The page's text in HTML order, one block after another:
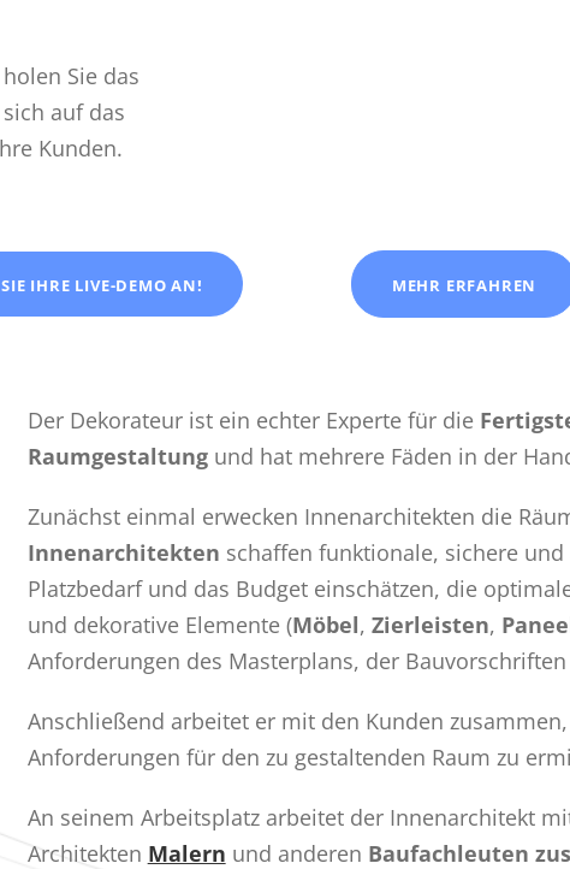
holen Sie das
auf das
Kunden.
IHRE LIVE-DEMO AN! MEHR ERFAHREN
Der Dekorateur ist ein echter Experte für die
Raumgestaltungund hat mehrere Fäden in der
Zunächst einmal erwecken Innenarchitekten die
Innenarchitekten schaffen funktionale, sichere
Platzbedarf und das Budget einschätzen, die
und dekorative Elemente (Möbel, Zierleisten,
Anforderungen des Masterplans, der
Anschließend arbeitet er mit den Kunden
Anforderungen für den zu gestaltenden Raum zu
An seinem Arbeitsplatz arbeitet der Innenarchitekt
Architekten Malern und anderen Baufachleuten